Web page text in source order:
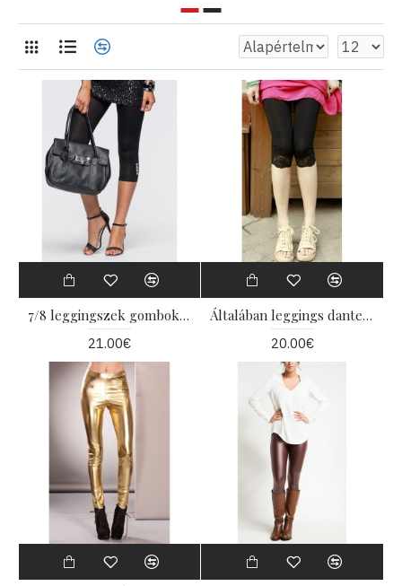
7/8 leggingszek gombokkal
21.00€
Általában leggings dantelkával
20.00€